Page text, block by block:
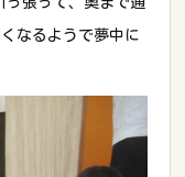
なるようで夢中に